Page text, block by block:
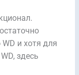
и хотя для
здесь